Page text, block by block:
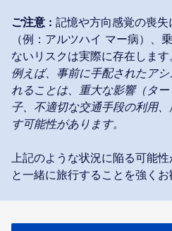
ご注意 : 記憶や方向感覚の喪
（例：アルツハイ マー病）、
例えば、事前に手配されたア
れることは、重大な影響（タ
子、不適切な交通手段の利用
す可能性があります。
上記のような状況に陥る可能
と一緒に旅行することを強くお